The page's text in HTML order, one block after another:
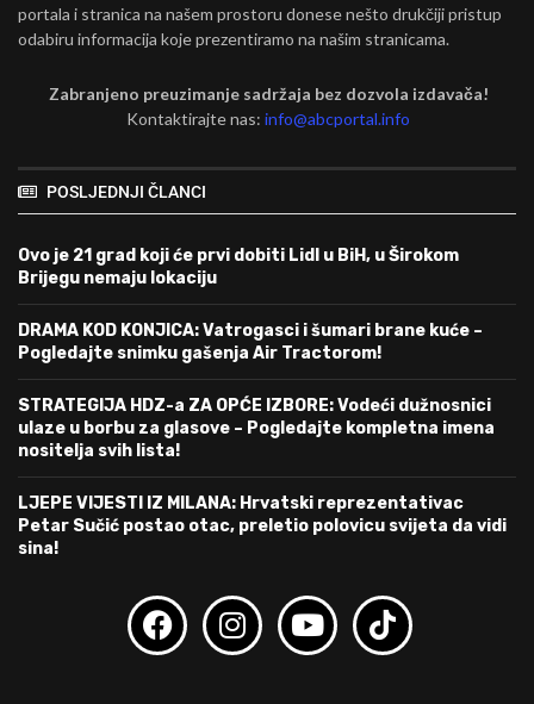
portala i stranica na našem prostoru donese nešto drukčiji pristup
odabiru informacija koje prezentiramo na našim stranicama.
Zabranjeno preuzimanje sadržaja bez dozvola izdavača!
Kontaktirajte nas:info@abcportal.info
POSLJEDNJI ČLANCI
Ovo je 21 grad koji će prvi dobiti Lidl u BiH, u Širokom
Brijegu nemaju lokaciju
DRAMA KOD KONJICA: Vatrogasci i šumari brane kuće –
Pogledajte snimku gašenja Air Tractorom!
STRATEGIJA HDZ-a ZA OPĆE IZBORE: Vodeći dužnosnici
ulaze u borbu za glasove – Pogledajte kompletna imena
nositelja svih lista!
LJEPE VIJESTI IZ MILANA: Hrvatski reprezentativac
Petar Sučić postao otac, preletio polovicu svijeta da vidi
sina!